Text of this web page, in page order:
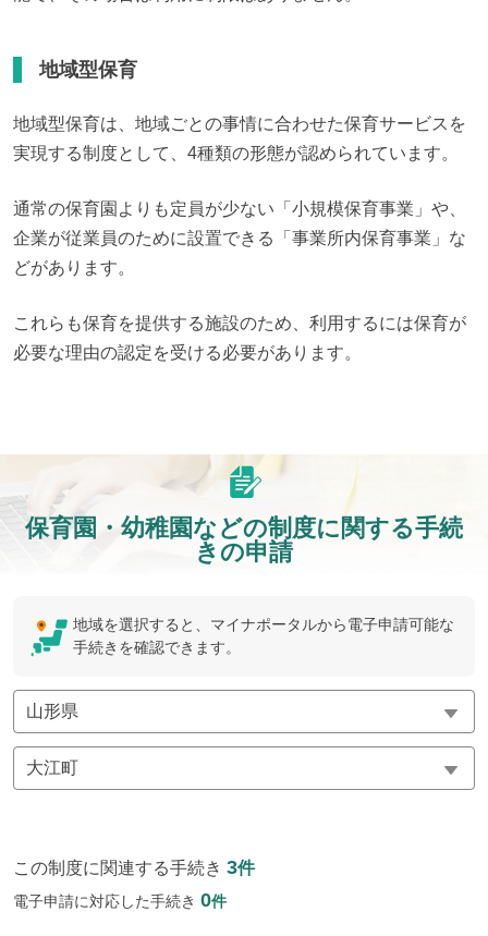
地域型保育
地域型保育は、地域ごとの事情に合わせた保育サービスを
実現する制度として、4種類の形態が認められています。
通常の保育園よりも定員が少ない「小規模保育事業」や、
企業が従業員のために設置できる「事業所内保育事業」な
どがあります。
これらも保育を提供する施設のため、利用するには保育が
必要な理由の認定を受ける必要があります。
保育園・幼稚園などの制度に関する手続
きの申請
地域を選択すると、マイナポータルから電子申請可能な
手続きを確認できます。
この制度に関連する手続き 3件
電子申請に対応した手続き 0件